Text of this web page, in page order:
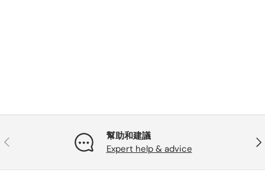
PREVIOUS
幫助和建議
Expert help & advice